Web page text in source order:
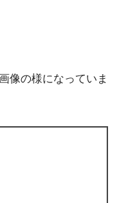
像の様になっていま